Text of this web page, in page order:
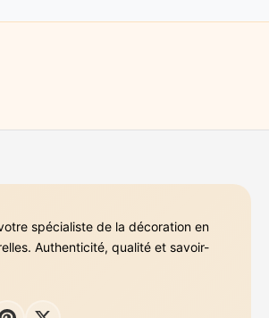
spécialiste de la décoration en
Authenticité, qualité et savoir-